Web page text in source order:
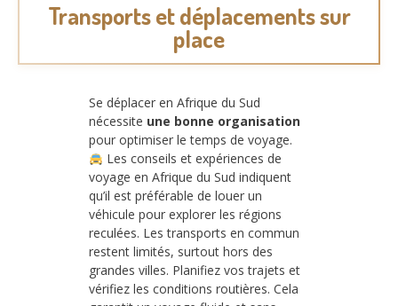
Transports et déplacements sur
place
Se déplacer en Afrique du Sud
nécessite une bonne organisation
pour optimiser le temps de voyage.
Les conseils et expériences de
voyage en Afrique du Sud indiquent
qu’il est préférable de louer un
véhicule pour explorer les régions
reculées. Les transports en commun
restent limités, surtout hors des
grandes villes. Planifiez vos trajets et
vérifiez les conditions routières. Cela